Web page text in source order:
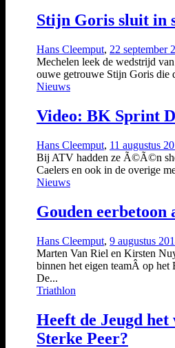
Stijn Goris sluit in
Hans Cleemput, 22 september
Mechelen leek de wedstrijd
ouwe getrouwe Stijn Goris die
Nieuws
Video: BK Sprint
Hans Cleemput, 11 augustus
Bij ATV hadden ze Ã©Ã©n
Caelers en ook in de overige
Nieuws
Gouden eerbetoon
Hans Cleemput, 9 augustus
Marten Van Riel en Kirsten
binnen het eigen teamÂ op
De...
Triathlon
Heeft de Jeugd het
Sterke Peer?